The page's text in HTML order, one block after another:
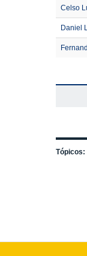
Celso
Daniel
Tópicos: